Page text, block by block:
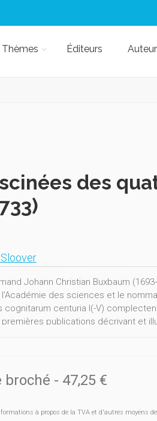
Thèmes Éditeurs
des
Johann Christian Buxbaum
des sciences et le
cognitarum centuria I(-V)
publications décrivant et
broché - 47,25 €
à propos de la TVA et d'autres moyens